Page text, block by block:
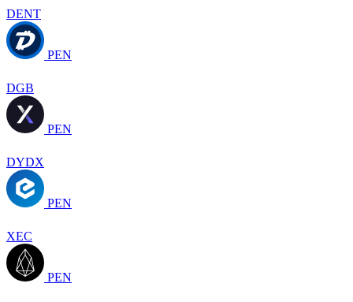
DENT
PEN
DGB
PEN
DYDX
PEN
XEC
PEN